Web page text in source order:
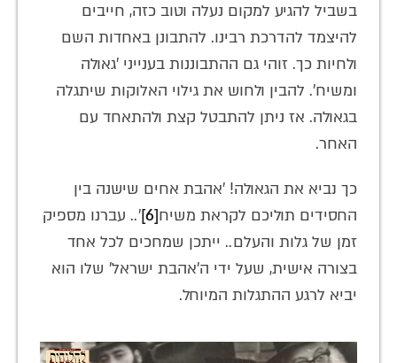
בשביל להגיע למקום נעלה וטוב כזה, חייבים
להיצמד להדרכת רבינו. להתבונן באחדות השם
ולחיות כך. זוהי גם ההתבוננות בענייני 'גאולה
ומשיח'. להבין ולחוש את גילוי האלוקות שיתגלה
בגאולה. אז ניתן להתבטל קצת ולהתאחד עם
האחר.
כך נביא את הגאולה! 'אהבת אחים שישנה בין
החסידים תוליכם לקראת משיח[6]
'.. עברנו מספיק
זמן של גלות והעלם.. ייתכן שמחכים לכל אחד
בצורה אישית, שעל ידי ה'אהבת ישראל' שלו הוא
יביא לרגע ההתגלות המיוחל.